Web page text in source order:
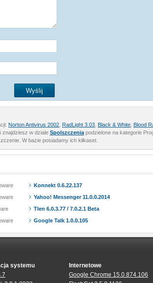
Norton Antivirus 2002 RadLight 3.03 Black & White Blood
znajdziesz w dziale Spolszczenia podzielone na kategorie
W bazie posiadamy ich kilkaset.
Konnekt 0.6.22.137
Yahoo! Messenger 11.0.0.2014
Tlen 6.0.3.77 / 7.0.2.1 Beta
Google Talk 1.0.0.105
systemu
Internetowe
Google Chrome 15.0.874.106